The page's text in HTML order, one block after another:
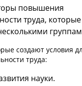
повышения
труда, которые
создают условия
труда:
науки.